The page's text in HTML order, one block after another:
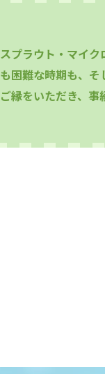
スプラウト・マイ
も困難な時期も、
ご縁をいただき、事